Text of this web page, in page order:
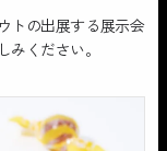
トの出展する展示会
ください。